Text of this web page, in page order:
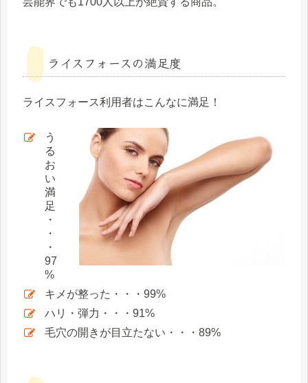
ライスフォースの満足度
ライスフォース利用者はこんなに満足！
う
る
お
い
満
足
・
・
・
97
%
キメが整った・・・99%
ハリ・弾力・・・91%
毛穴の開きが目立たない・・・89%